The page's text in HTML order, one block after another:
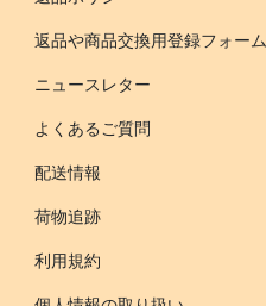
返品や商品交換用登録フォーム
ニュースレター
よくあるご質問
配送情報
荷物追跡
利用規約